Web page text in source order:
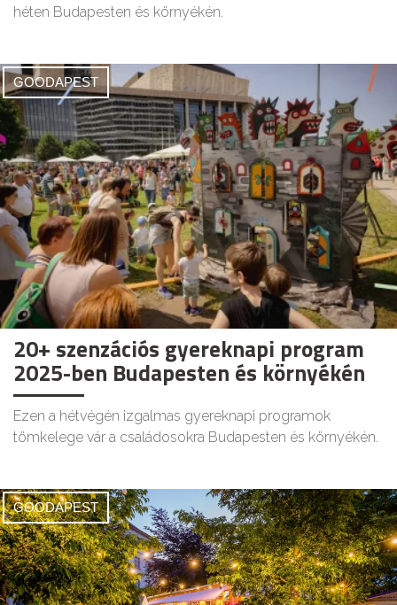
héten Budapesten és környékén.
GOODAPEST
20+ szenzációs gyereknapi program
2025-ben Budapesten és környékén
Ezen a hétvégén izgalmas gyereknapi programok
tömkelege vár a családosokra Budapesten és környékén.
GOODAPEST